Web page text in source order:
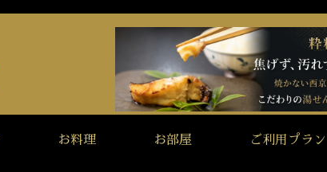
お料理 お部屋 ご利用プラン